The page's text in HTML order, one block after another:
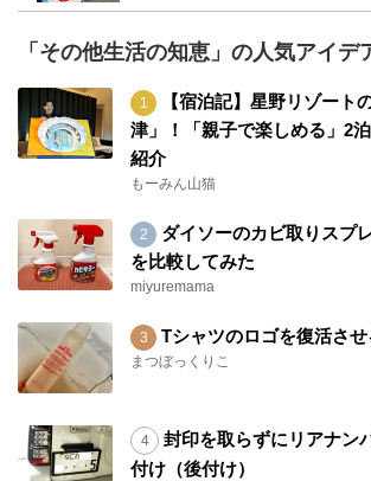
「その他生活の知恵」の人気アイデ
【宿泊記】星野リゾート
津」！「親子で楽しめる」2
紹介
もーみん山猫
ダイソーのカビ取りスプ
を比較してみた
miyuremama
Tシャツのロゴを復活させ
まつぼっくりこ
封印を取らずにリアナン
付け（後付け）